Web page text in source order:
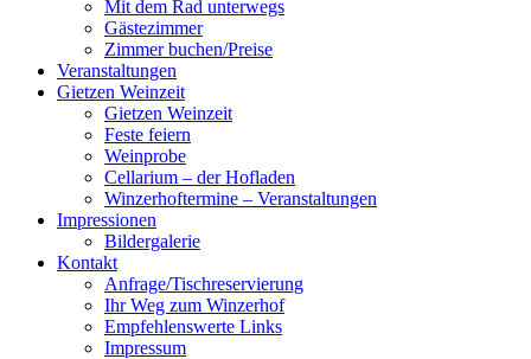
Mit dem Rad unterwegs
Gästezimmer
Zimmer buchen/Preise
Veranstaltungen
Gietzen Weinzeit
Gietzen Weinzeit
Feste feiern
Weinprobe
Cellarium – der Hofladen
Winzerhoftermine – Veranstaltungen
Impressionen
Bildergalerie
Kontakt
Anfrage/Tischreservierung
Ihr Weg zum Winzerhof
Empfehlenswerte Links
Impressum